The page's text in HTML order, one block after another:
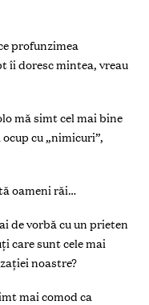
profunzimea
îi doresc mintea, vreau
mă simt cel mai bine
cu „nimicuri”,
oameni răi…
de vorbă cu un prieten
care sunt cele mai
noastre?
mai comod ca